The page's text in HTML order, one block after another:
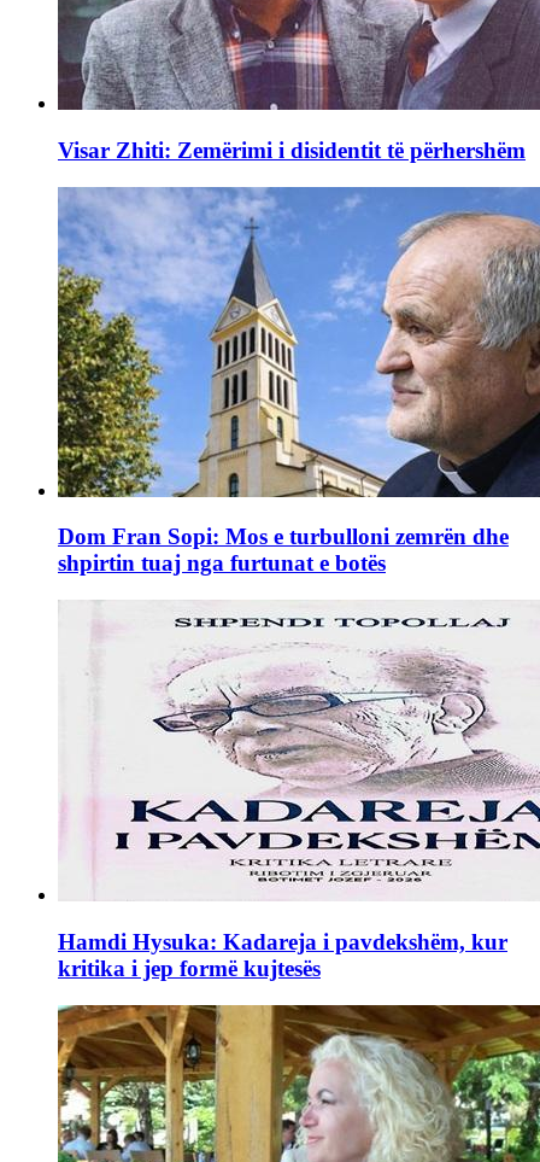
Visar Zhiti: Zemërimi i disidentit të përhershëm
Dom Fran Sopi: Mos e turbulloni zemrën dhe
shpirtin tuaj nga furtunat e botës
Hamdi Hysuka: Kadareja i pavdekshëm, kur
kritika i jep formë kujtesës